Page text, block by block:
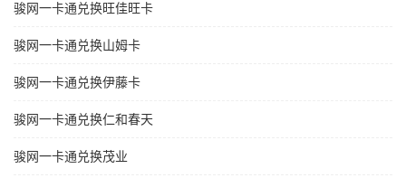
骏网一卡通兑换旺佳旺卡
骏网一卡通兑换山姆卡
骏网一卡通兑换伊藤卡
骏网一卡通兑换仁和春天
骏网一卡通兑换茂业